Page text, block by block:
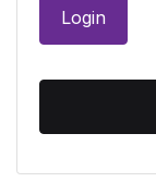
Login